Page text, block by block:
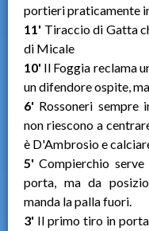
portieri praticamente
11' Tiraccio di Gatta
di Micale
10' Il Foggia reclama
un difendore ospite,
6' Rossoneri sempre
non riescono a
è D'Ambrosio e
5' Compierchio
porta, ma da
manda la palla fuori.
3' Il primo tiro in